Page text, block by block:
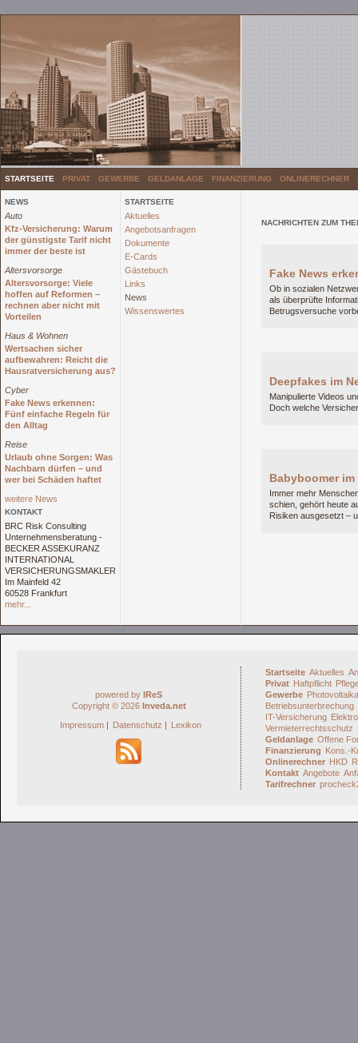
STARTSEITE PRIVAT GEWERBE GELDANLAGE FINANZIERUNG ONLINERECHNER
NEWS
Auto
Kfz-Versicherung: Warum
der günstigste Tarif nicht
immer der beste ist
Altersvorsorge
Altersvorsorge: Viele
hoffen auf Reformen –
rechnen aber nicht mit
Vorteilen
Haus & Wohnen
Wertsachen sicher
aufbewahren: Reicht die
Hausratversicherung aus?
Cyber
Fake News erkennen:
Fünf einfache Regeln für
den Alltag
Reise
Urlaub ohne Sorgen: Was
Nachbarn dürfen – und
wer bei Schäden haftet
weitere News
KONTAKT
BRC Risk Consulting
Unternehmensberatung -
BECKER ASSEKURANZ
INTERNATIONAL
VERSICHERUNGSMAKLER
Im Mainfeld 42
60528 Frankfurt
mehr...
STARTSEITE
Aktuelles
Angebotsanfragen
Dokumente
E-Cards
Gästebuch
Links
News
Wissenswertes
NACHRICHTEN ZUM
Fake News
Ob in sozialen
als überprüfte
Betrugsversuche
Deepfakes im
Manipulierte Videos
Doch welche
Babyboomer
Immer mehr
schien, gehört heute
Risiken ausgesetzt –
powered by IReS
Copyright © 2026 Inveda.net
Impressum | Datenschutz | Lexikon
Startseite Aktuelles
Privat Haftpflicht
Gewerbe
Betriebsunterbrechung
IT-Versicherung
Vermieterrechtsschutz
Geldanlage Offene
Finanzierung Kons.-
Onlinerechner HKD
Kontakt Angebote
Tarifrechner